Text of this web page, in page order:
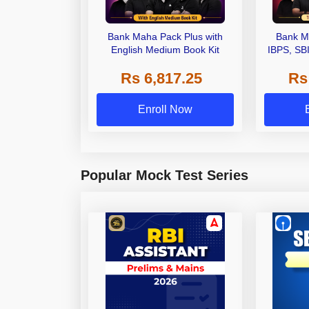
Bank Maha Pack Plus with
English Medium Book Kit
Rs 6,817.25
Enroll Now
Bank
IBPS,
Other
Popular Mock Test Series